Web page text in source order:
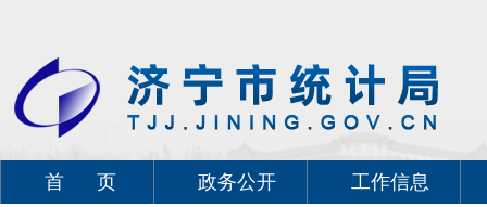
首 页 政务公开 工作信息